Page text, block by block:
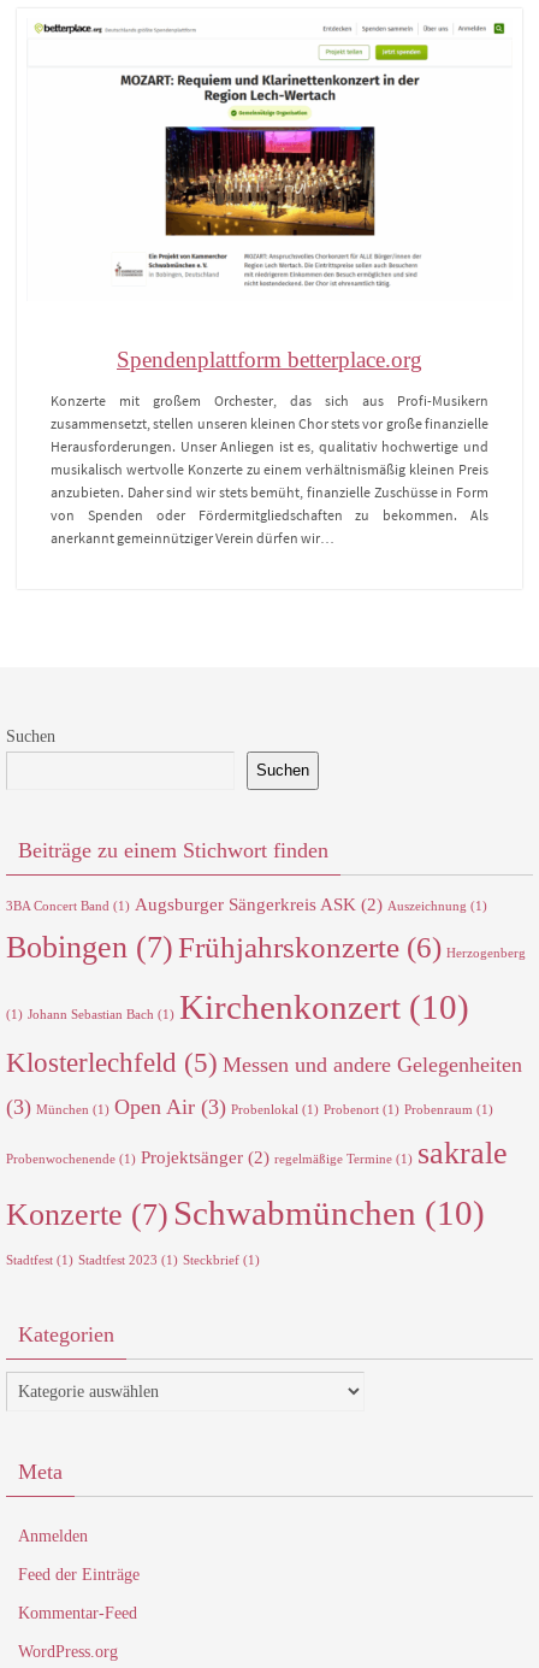
Spendenplattform betterplace.org
Konzerte mit großem Orchester, das sich aus Profi-Musikern
zusammensetzt, stellen unseren kleinen Chor stets vor große finanzielle
Herausforderungen. Unser Anliegen ist es, qualitativ hochwertige und
musikalisch wertvolle Konzerte zu einem verhältnismäßig kleinen Preis
anzubieten. Daher sind wir stets bemüht, finanzielle Zuschüsse in Form
von Spenden oder Fördermitgliedschaften zu bekommen. Als
anerkannt gemeinnütziger Verein dürfen wir…
Suchen
Suchen
Beiträge zu einem Stichwort finden
3BA Concert Band (1) Augsburger Sängerkreis ASK (2) Auszeichnung (1)
Bobingen (7)Frühjahrskonzerte (6) Herzogenberg
(1) Johann Sebastian Bach (1) Kirchenkonzert (10)
Klosterlechfeld (5) Messen und andere Gelegenheiten
(3) München (1) Open Air (3) Probenlokal (1) Probenort (1) Probenraum (1)
Probenwochenende (1) Projektsänger (2) regelmäßige Termine (1) sakrale
Konzerte (7) Schwabmünchen (10)
Stadtfest (1) Stadtfest 2023 (1) Steckbrief (1)
Kategorien
Kategorien
Meta
Anmelden
Feed der Einträge
Kommentar-Feed
WordPress.org